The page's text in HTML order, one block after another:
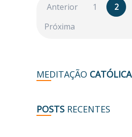
Anterior 1 2
Próxima
MEDITAÇÃO CATÓLICA
POSTS RECENTES